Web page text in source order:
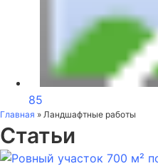
85
Главная » Ландшафтные работы
Статьи